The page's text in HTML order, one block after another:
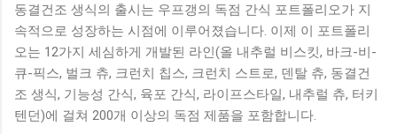
동결건조 생식의 출시는 우프갱의 독점 간식 포트폴리오가 지
속적으로 성장하는 시점에 이루어졌습니다. 이제 이 포트폴리
오는 12가지 세심하게 개발된 라인(올 내추럴 비스킷, 바크-비-
큐-픽스, 벌크 츄, 크런치 칩스, 크런치 스트로, 덴탈 츄, 동결건
조 생식, 기능성 간식, 육포 간식, 라이프스타일, 내추럴 츄, 터키
텐던)에 걸쳐 200개 이상의 독점 제품을 포함합니다.